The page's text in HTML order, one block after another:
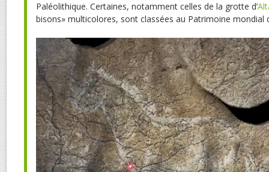
Paléolithique. Certaines, notamment celles de la grotte d’
bisons» multicolores, sont classées au Patrimoine mondial